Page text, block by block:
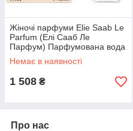
Жіночі парфуми Elie Saab Le
Parfum (Елі Сааб Ле
Парфум) Парфумована вода
90 ml/мл
Немає в наявності
1 508 ₴
Про нас